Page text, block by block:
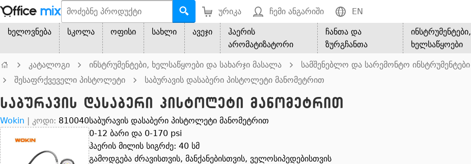
ურიკა ჩემი ანგარიში EN
ხელოვნება სკოლა ოფისი სახლი ავეჯი
ჰაერის
არომატიზატორი
ჩანთა და
ზურგჩანთა
ინსტრუმენტები,
ხელსაწყოები
კატალოგი ინსტრუმენტები, ხელსაწყოები და სახარჯი მასალა სამშენებლო და სარემონტო ინსტრუმენტები
შესაფრქვეველი პისტოლეტი
საბურავის დასაბერი პისტოლეტი მანომეტრით
საბურავის დასაბერი პისტოლეტი მანომეტრით
Wokin | კოდი: 810040საბურავის დასაბერი პისტოლეტი მანომეტრით
0-12 ბარი და 0-170 psi
ჰაერის მილის სიგრძე: 40 სმ
გამოდგება ძრავისთვის, მანქანებისთვის, ველოსიპედებისთვის